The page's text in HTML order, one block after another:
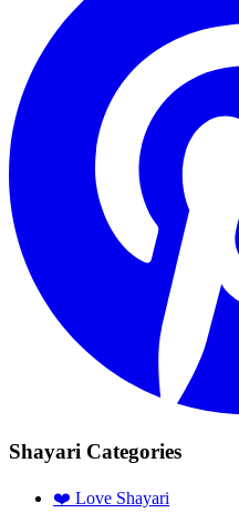
Shayari Categories
❤️ Love Shayari